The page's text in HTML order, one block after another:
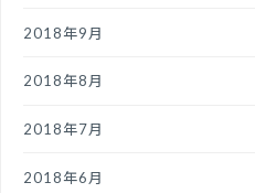
2018年9月
2018年8月
2018年7月
2018年6月